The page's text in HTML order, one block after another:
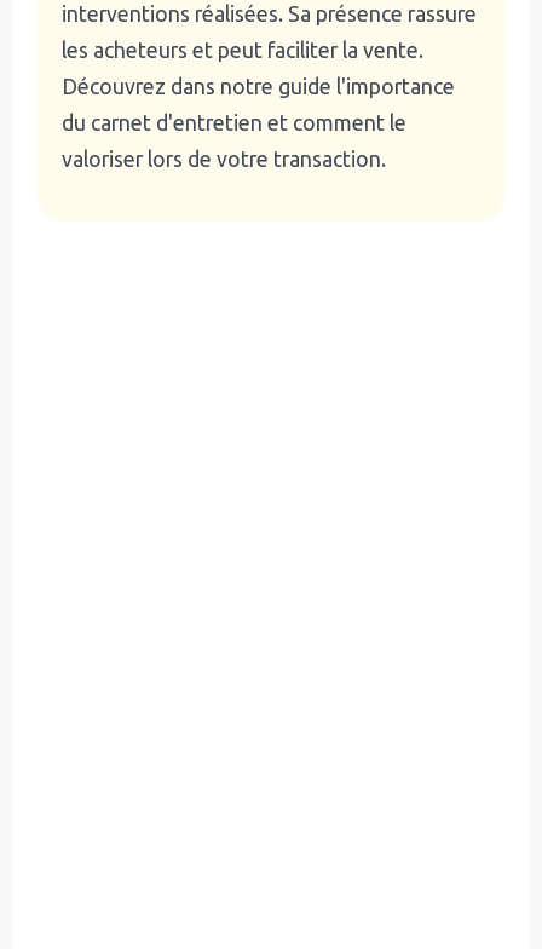
interventions réalisées. Sa présence rassure
les acheteurs et peut faciliter la vente.
Découvrez dans notre guide l'importance
du carnet d'entretien et comment le
valoriser lors de votre transaction.